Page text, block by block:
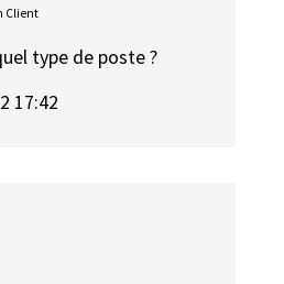
Client
type de poste ?
17:42